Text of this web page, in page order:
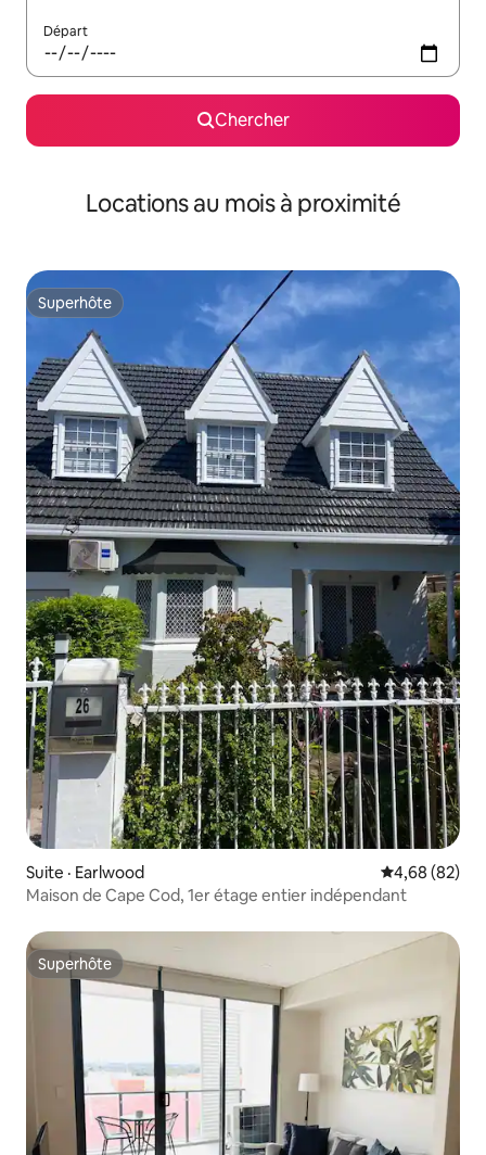
Départ
Chercher
Locations au mois à proximité
Superhôte
Superhôte
Suite · Earlwood Note
4,68 (82)
Maison de Cape Cod, 1er étage entier indépendant
Superhôte
Superhôte